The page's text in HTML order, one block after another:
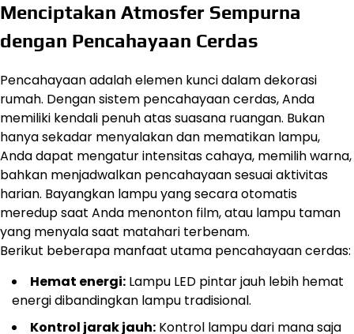
Menciptakan Atmosfer Sempurna
dengan Pencahayaan Cerdas
Pencahayaan adalah elemen kunci dalam dekorasi
rumah. Dengan sistem pencahayaan cerdas, Anda
memiliki kendali penuh atas suasana ruangan. Bukan
hanya sekadar menyalakan dan mematikan lampu,
Anda dapat mengatur intensitas cahaya, memilih warna,
bahkan menjadwalkan pencahayaan sesuai aktivitas
harian. Bayangkan lampu yang secara otomatis
meredup saat Anda menonton film, atau lampu taman
yang menyala saat matahari terbenam.
Berikut beberapa manfaat utama pencahayaan cerdas:
Hemat energi: Lampu LED pintar jauh lebih hemat
energi dibandingkan lampu tradisional.
Kontrol jarak jauh: Kontrol lampu dari mana saja